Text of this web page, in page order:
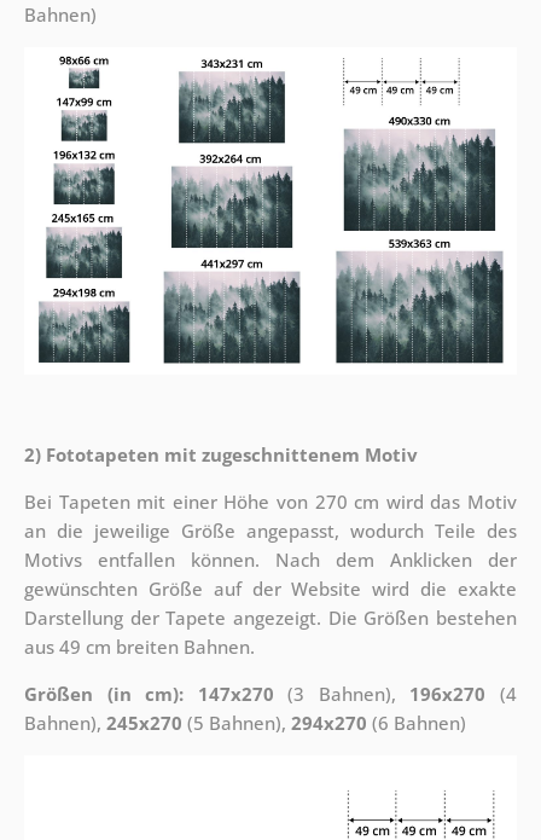
Bahnen)
2) Fototapeten mit zugeschnittenem Motiv
Bei Tapeten mit einer Höhe von 270 cm wird das Motiv
an die jeweilige Größe angepasst, wodurch Teile des
Motivs entfallen können. Nach dem Anklicken der
gewünschten Größe auf der Website wird die exakte
Darstellung der Tapete angezeigt. Die Größen bestehen
aus 49 cm breiten Bahnen.
Größen (in cm): 147x270 (3 Bahnen), 196x270 (4
Bahnen), 245x270 (5 Bahnen), 294x270 (6 Bahnen)